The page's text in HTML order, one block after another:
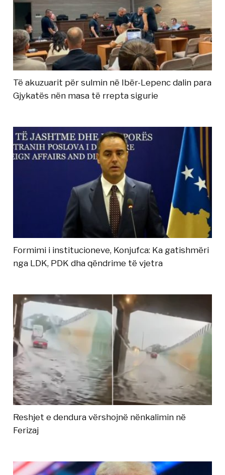
Të akuzuarit për sulmin në Ibër-Lepenc dalin para
Gjykatës nën masa të rrepta sigurie
Formimi i institucioneve, Konjufca: Ka gatishmëri
nga LDK, PDK dha qëndrime të vjetra
Reshjet e dendura vërshojnë nënkalimin në
Ferizaj